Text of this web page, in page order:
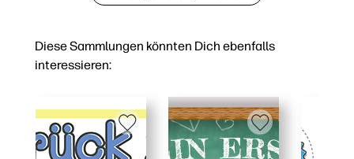
Diese Sammlungen könnten Dich ebenfalls
interessieren: